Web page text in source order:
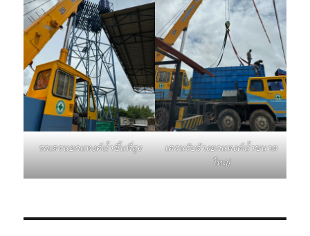
รถเครนยกแทงค์น้ำขึ้นที่สูง
เครนรับจ้างยกแทงค์น้ำขนาด
ใหญ่